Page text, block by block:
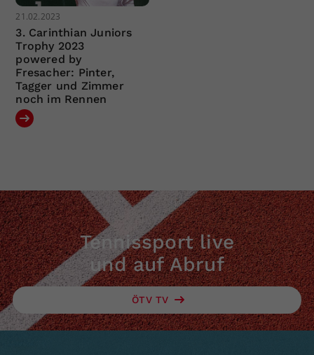
21.02.2023
3. Carinthian Juniors
Trophy 2023
powered by
Fresacher: Pinter,
Tagger und Zimmer
noch im Rennen
Tennissport live
und auf Abruf
ÖTV TV